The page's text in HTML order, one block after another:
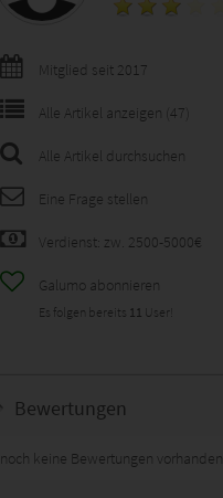
Mitglied seit 2017
Alle Artikel anzeigen (47)
Alle Artikel durchsuchen
Eine Frage stellen
Verdienst: zw. 2500-5000€
Galumo abonnieren
Es folgen bereits 11 User!
Bewertungen
noch keine Bewertungen vorhanden